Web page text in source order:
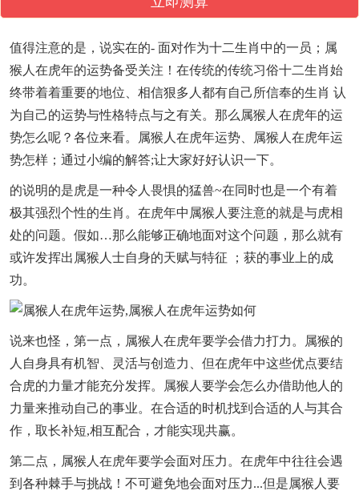
值得注意的是，说实在的- 面对作为十二生肖中的一员；属
猴人在虎年的运势备受关注！在传统的传统习俗十二生肖始
终带着着重要的地位、相信狠多人都有自己所信奉的生肖 认
为自己的运势与性格特点与之有关。那么属猴人在虎年的运
势怎么呢？各位来看。属猴人在虎年运势、属猴人在虎年运
势怎样；通过小编的解答;让大家好好认识一下。
的说明的是虎是一种令人畏惧的猛兽~在同时也是一个有着
极其强烈个性的生肖。在虎年中属猴人要注意的就是与虎相
处的问题。假如…那么能够正确地面对这个问题，那么就有
或许发挥出属猴人士自身的天赋与特征 ；获的事业上的成
功。
说来也怪，第一点，属猴人在虎年要学会借力打力。属猴的
人自身具有机智、灵活与创造力、但在虎年中这些优点要结
合虎的力量才能充分发挥。属猴人要学会怎么办借助他人的
力量来推动自己的事业。在合适的时机找到合适的人与其合
作，取长补短,相互配合，才能实现共赢。
第二点，属猴人在虎年要学会面对压力。在虎年中往往会遇
到各种棘手与挑战！不可避免地会面对压力...但是属猴人要